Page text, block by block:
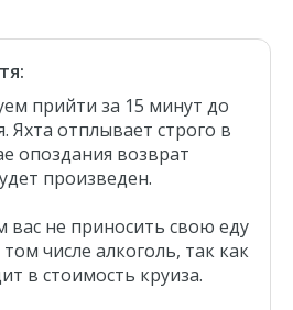
прийти за 15 минут до
Яхта отплывает строго в
опоздания возврат
произведен.
не приносить свою еду
числе алкоголь, так как
в стоимость круиза.